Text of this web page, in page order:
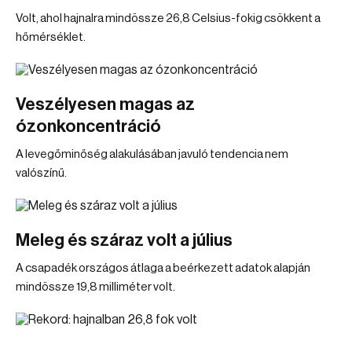
Volt, ahol hajnalra mindössze 26,8 Celsius-fokig csökkent a
hőmérséklet.
Veszélyesen magas az
ózonkoncentráció
A levegőminőség alakulásában javuló tendencia nem
valószínű.
Meleg és száraz volt a július
A csapadék országos átlaga a beérkezett adatok alapján
mindössze 19,8 milliméter volt.